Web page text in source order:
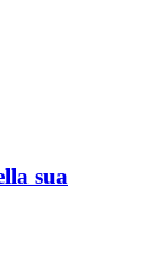
sua